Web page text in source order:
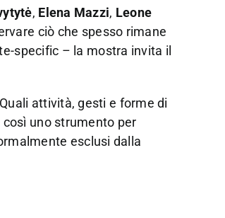
, Elena Mazzi, Leone
ciò che spesso rimane
specific – la mostra invita il
attività, gesti e forme di
uno strumento per
esclusi dalla